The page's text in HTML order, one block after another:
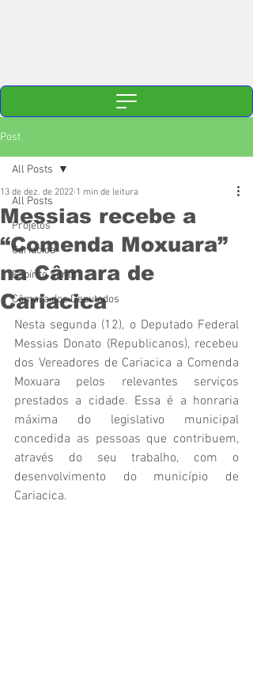
Post
All Posts
Projetos
Cariacica
Espírito Santo
Câmara dos Deputados
All Posts
Messias recebe a
“Comenda Moxuara”
na Câmara de
Cariacica
13 de dez. de 2022 1 min de leitura
Nesta segunda (12), o Deputado Federal
Messias Donato (Republicanos), recebeu
dos Vereadores de Cariacica a Comenda
Moxuara pelos relevantes serviços
prestados a cidade. Essa é a honraria
máxima do legislativo municipal
concedida as pessoas que contribuem,
através do seu trabalho, com o
desenvolvimento do município de
Cariacica.